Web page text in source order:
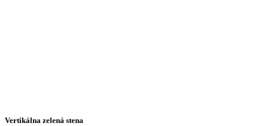
Vertikálna zelená stena